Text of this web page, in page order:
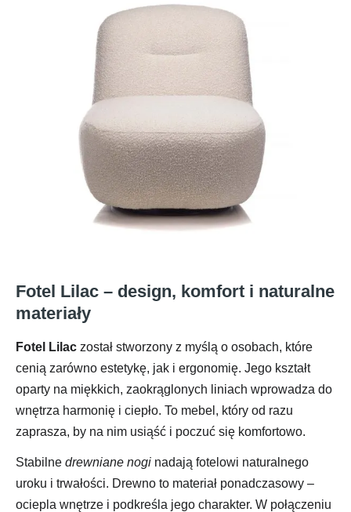
Fotel Lilac – design, komfort i naturalne
materiały
Fotel Lilac został stworzony z myślą o osobach, które
cenią zarówno estetykę, jak i ergonomię. Jego kształt
oparty na miękkich, zaokrąglonych liniach wprowadza do
wnętrza harmonię i ciepło. To mebel, który od razu
zaprasza, by na nim usiąść i poczuć się komfortowo.
Stabilne drewniane nogi nadają fotelowi naturalnego
uroku i trwałości. Drewno to materiał ponadczasowy –
ociepla wnętrze i podkreśla jego charakter. W połączeniu